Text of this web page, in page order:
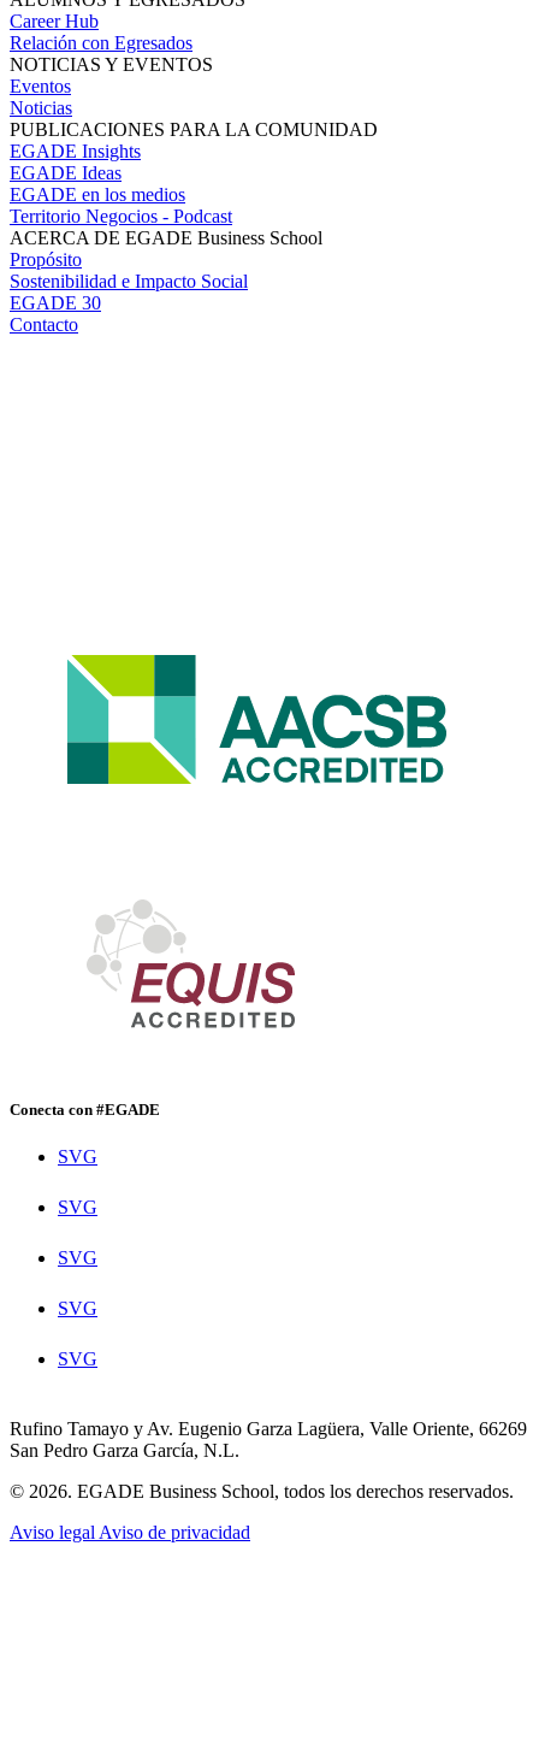
Career Hub
Relación con Egresados
NOTICIAS Y EVENTOS
Eventos
Noticias
PUBLICACIONES PARA LA COMUNIDAD
EGADE Insights
EGADE Ideas
EGADE en los medios
Territorio Negocios - Podcast
ACERCA DE EGADE Business School
Propósito
Sostenibilidad e Impacto Social
EGADE 30
Contacto
Conecta con #EGADE
SVG
SVG
SVG
SVG
SVG
Rufino Tamayo y Av. Eugenio Garza Lagüera, Valle Oriente, 66269
San Pedro Garza García, N.L.
© 2026. EGADE Business School, todos los derechos reservados.
Aviso legal Aviso de privacidad